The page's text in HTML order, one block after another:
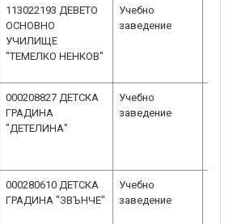
113022193 ДЕВЕТО
ОСНОВНО
УЧИЛИЩЕ
"ТЕМЕЛКО НЕНКОВ"
Учебно
заведение
000208827 ДЕТСКА
ГРАДИНА
"ДЕТЕЛИНА"
Учебно
заведение
000280610 ДЕТСКА
ГРАДИНА "ЗВЪНЧЕ"
Учебно
заведение